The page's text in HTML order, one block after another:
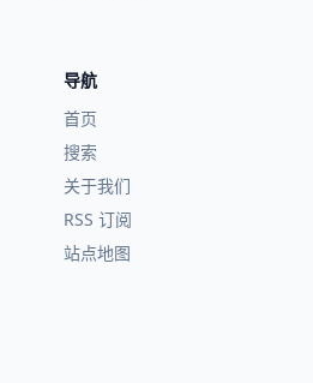
导航
首页
搜索
关于我们
RSS 订阅
站点地图